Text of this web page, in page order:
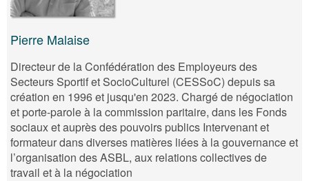
Pierre Malaise
Directeur de la Confédération des Employeurs des
Secteurs Sportif et SocioCulturel (CESSoC) depuis sa
création en 1996 et jusqu'en 2023. Chargé de négociation
et porte-parole à la commission paritaire, dans les Fonds
sociaux et auprès des pouvoirs publics Intervenant et
formateur dans diverses matières liées à la gouvernance et
l’organisation des ASBL, aux relations collectives de
travail et à la négociation